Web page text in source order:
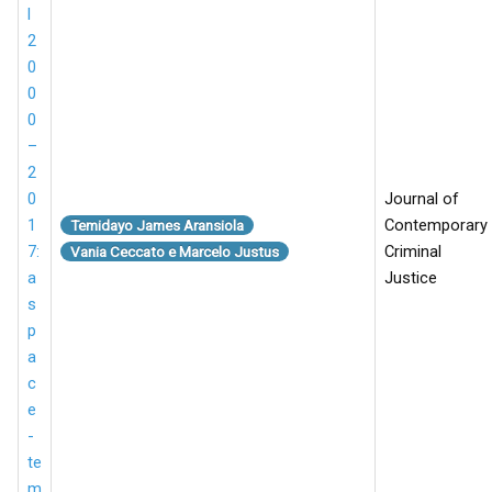
l
2
0
0
0
–
2
0
1
7:
a
s
p
a
c
e
-
te
Temidayo James Aransiola
Vania Ceccato e Marcelo Justus
Journal of
Contemporary
Criminal
Justice